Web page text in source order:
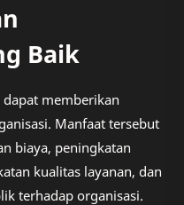
Baik
memberikan
Manfaat tersebut
biaya, peningkatan
kualitas layanan, dan
terhadap organisasi.